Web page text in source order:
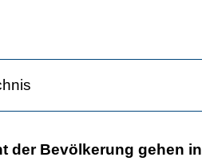
der Bevölkerung gehen in